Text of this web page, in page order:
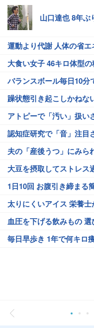
山口達也 8年ぶ
運動より代謝 人体の省エ
大食い女子 46キロ体型
バランスボール毎日10分
躁状態引き起こしかねな
アトピーで「汚い」扱い
認知症研究で「音」注目
夫の「産後うつ」にみら
大豆を摂取してストレス
1日10回 お腹引き締まる
太りにくいアイス 栄養士
血圧を下げる飲みもの 選
毎日早歩き 1年で何キロ